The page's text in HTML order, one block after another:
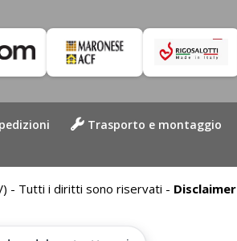
Trasporto e montaggio
- Tutti i diritti sono riservati - Disclaimer